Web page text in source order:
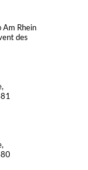
Am Rhein
des